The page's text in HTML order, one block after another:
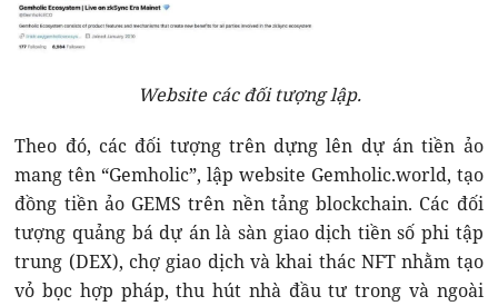
Website các đối tượng lập.
Theo đó, các đối tượng trên dựng lên dự án tiền ảo
mang tên “Gemholic”, lập website Gemholic.world, tạo
đồng tiền ảo GEMS trên nền tảng blockchain. Các đối
tượng quảng bá dự án là sàn giao dịch tiền số phi tập
trung (DEX), chợ giao dịch và khai thác NFT nhằm tạo
vỏ bọc hợp pháp, thu hút nhà đầu tư trong và ngoài